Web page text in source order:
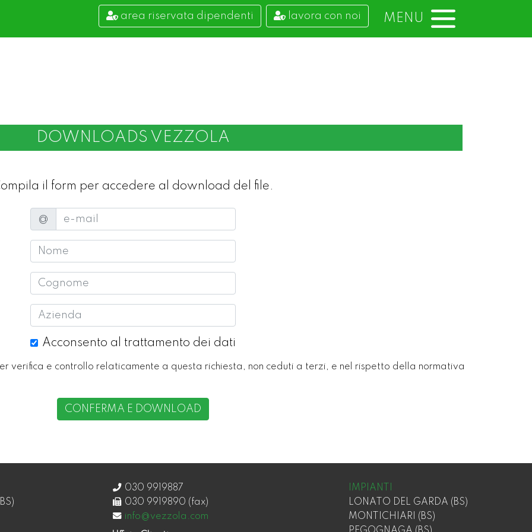
area riservata dipendenti lavora con noi MENU
DOWNLOADS VEZZOLA
il form per accedere al download del file.
e-mail
@
Nome
Cognome
Azienda
Acconsento al trattamento dei dati
verifica e controllo relaticamente a questa richiesta, non ceduti a terzi, e nel rispetto della normativa
CONFERMA E DOWNLOAD
030 9919887
030 9919890 (fax)
info@vezzola.com
IMPIANTI
LONATO DEL GARDA (BS)
MONTICHIARI (BS)